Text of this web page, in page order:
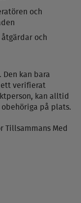
och
och
kan bara
ett verifierat
kan alltid
på plats.
Tillsammans Med